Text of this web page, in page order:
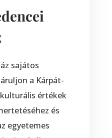
sajátos
a Kárpát-
értékek
és
egyetemes